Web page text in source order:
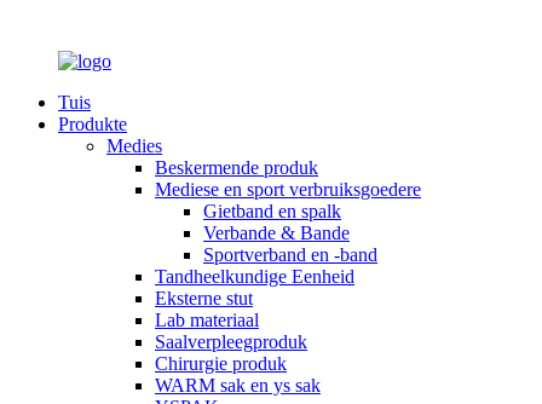
Tuis
Produkte
Medies
Beskermende produk
Mediese en sport verbruiksgoedere
Gietband en spalk
Verbande & Bande
Sportverband en -band
Tandheelkundige Eenheid
Eksterne stut
Lab materiaal
Saalverpleegproduk
Chirurgie produk
WARM sak en ys sak